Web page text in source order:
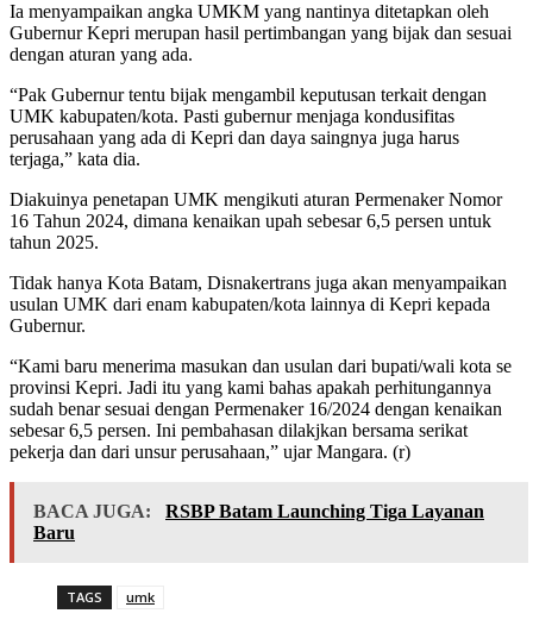
Ia menyampaikan angka UMKM yang nantinya ditetapkan oleh
Gubernur Kepri merupan hasil pertimbangan yang bijak dan sesuai
dengan aturan yang ada.
“Pak Gubernur tentu bijak mengambil keputusan terkait dengan
UMK kabupaten/kota. Pasti gubernur menjaga kondusifitas
perusahaan yang ada di Kepri dan daya saingnya juga harus
terjaga,” kata dia.
Diakuinya penetapan UMK mengikuti aturan Permenaker Nomor
16 Tahun 2024, dimana kenaikan upah sebesar 6,5 persen untuk
tahun 2025.
Tidak hanya Kota Batam, Disnakertrans juga akan menyampaikan
usulan UMK dari enam kabupaten/kota lainnya di Kepri kepada
Gubernur.
“Kami baru menerima masukan dan usulan dari bupati/wali kota se
provinsi Kepri. Jadi itu yang kami bahas apakah perhitungannya
sudah benar sesuai dengan Permenaker 16/2024 dengan kenaikan
sebesar 6,5 persen. Ini pembahasan dilakjkan bersama serikat
pekerja dan dari unsur perusahaan,” ujar Mangara. (r)
BACA JUGA:
RSBP Batam Launching Tiga Layanan
Baru
TAGS umk